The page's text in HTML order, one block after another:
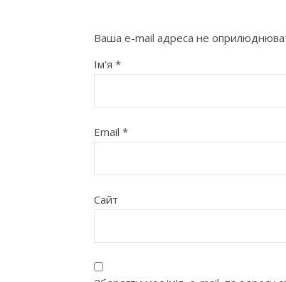
Ваша e-mail адреса не
Ім'я *
Email *
Сайт